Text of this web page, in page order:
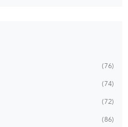
76
74
72
86